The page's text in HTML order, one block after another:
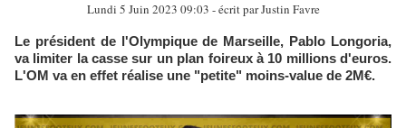
Lundi 5 Juin 2023 09:03 - écrit parJustin Favre
Le président de l'Olympique de Marseille, Pablo Longoria,
va limiter la casse sur un plan foireux à 10 millions d'euros.
L'OM va en effet réalise une "petite" moins-value de 2M€.